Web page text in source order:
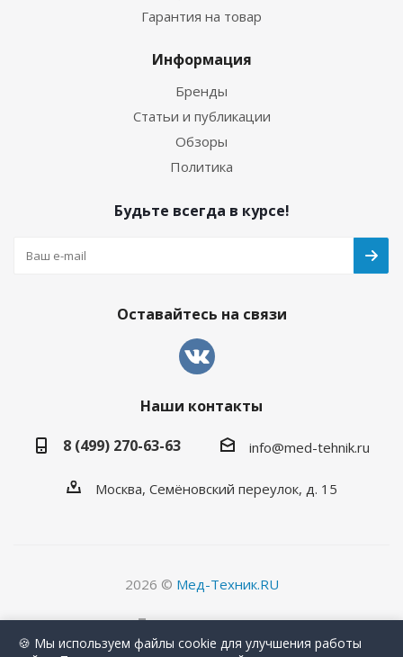
Гарантия на товар
Информация
Бренды
Статьи и публикации
Обзоры
Политика
Будьте всегда в курсе!
Оставайтесь на связи
Наши контакты
8 (499) 270-63-63
info@med-tehnik.ru
Москва, Семёновский переулок, д. 15
2026 © Мед-Техник.RU
Версия для печати
🍪 Мы используем файлы cookie для улучшения работы